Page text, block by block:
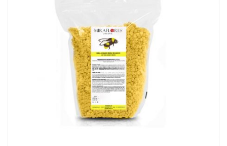
PRODOTTI MONOUSO E TNT
FORNITURE ESTETICA